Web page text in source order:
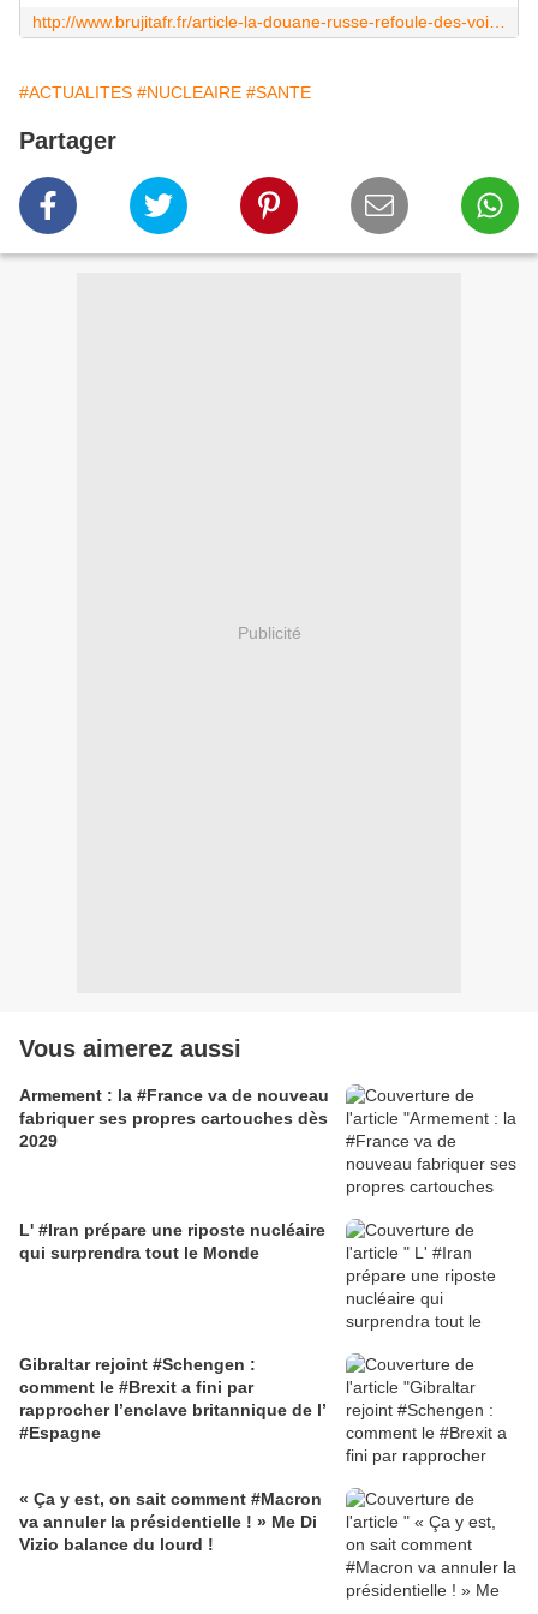
#ACTUALITES #NUCLEAIRE #SANTE
Partager
Publicité
Vous aimerez aussi
Armement : la #France va de nouveau
fabriquer ses propres cartouches dès
2029
L' #Iran prépare une riposte nucléaire
qui surprendra tout le Monde
Gibraltar rejoint #Schengen :
comment le #Brexit a fini par
rapprocher l’enclave britannique de l’
#Espagne
« Ça y est, on sait comment #Macron
va annuler la présidentielle ! » Me Di
Vizio balance du lourd !